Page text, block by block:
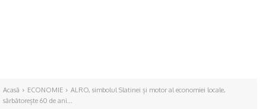
Acasă ECONOMIE
ALRO, simbolul Slatinei și motor al economiei locale,
sărbătorește 60 de ani...